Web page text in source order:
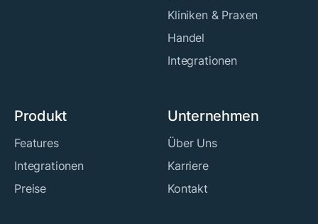
Kliniken & Praxen
Handel
Integrationen
Produkt
Features
Integrationen
Preise
Unternehmen
Über Uns
Karriere
Kontakt